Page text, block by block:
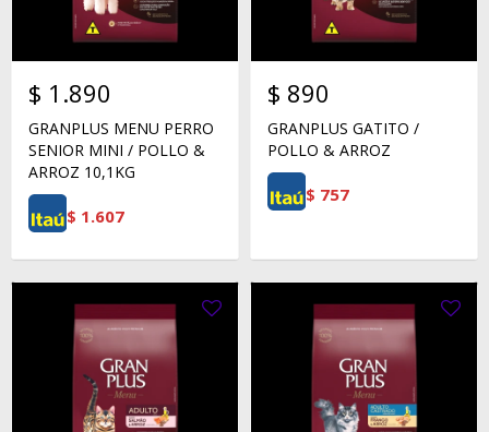
$ 1.890
GRANPLUS MENU PERRO
SENIOR MINI / POLLO &
ARROZ 10,1KG
$ 1.607
$ 890
GRANPLUS GATITO /
POLLO & ARROZ
$ 757